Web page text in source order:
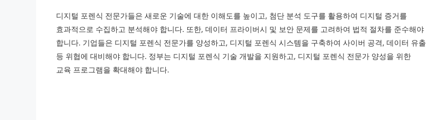
디지털 포렌식 전문가들은 새로운 기술에 대한 이해도를 높이고, 첨단 분석 도구를 활용하여 디지털 증거를
효과적으로 수집하고 분석해야 합니다. 또한, 데이터 프라이버시 및 보안 문제를 고려하여 법적 절차를 준수해야
합니다. 기업들은 디지털 포렌식 전문가를 양성하고, 디지털 포렌식 시스템을 구축하여 사이버 공격, 데이터 유출
등 위협에 대비해야 합니다. 정부는 디지털 포렌식 기술 개발을 지원하고, 디지털 포렌식 전문가 양성을 위한
교육 프로그램을 확대해야 합니다.